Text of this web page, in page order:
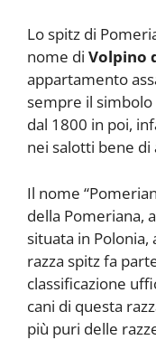
Lo spitz di
nome di Volpino
appartamento
sempre il simbolo
dal 1800 in poi,
nei salotti bene
Il nome
della Pomeriana,
situata in Polonia,
razza spitz fa
classificazione
cani di questa
più puri delle